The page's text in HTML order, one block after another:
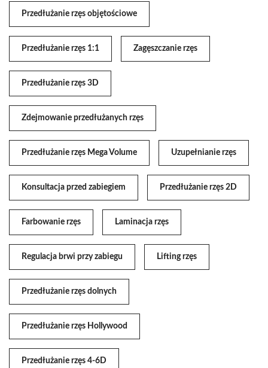
Przedłużanie rzęs objętościowe
Przedłużanie rzęs 1:1 Zagęszczanie rzęs
Przedłużanie rzęs 3D
Zdejmowanie przedłużanych rzęs
Przedłużanie rzęs Mega Volume Uzupełnianie rzęs
Konsultacja przed zabiegiem Przedłużanie rzęs 2D
Farbowanie rzęs Laminacja rzęs
Regulacja brwi przy zabiegu Lifting rzęs
Przedłużanie rzęs dolnych
Przedłużanie rzęs Hollywood
Przedłużanie rzęs 4-6D